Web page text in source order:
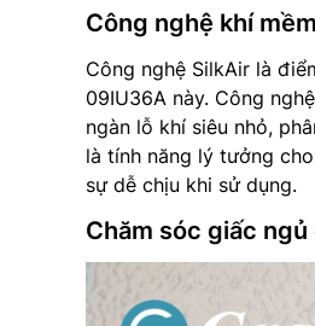
Công nghệ khí
Công nghệ SilkAir là
09IU36A này. Công
ngàn lỗ khí siêu nhỏ,
là tính năng lý tưởng
sự dễ chịu khi sử dụng.
Chăm sóc giấc